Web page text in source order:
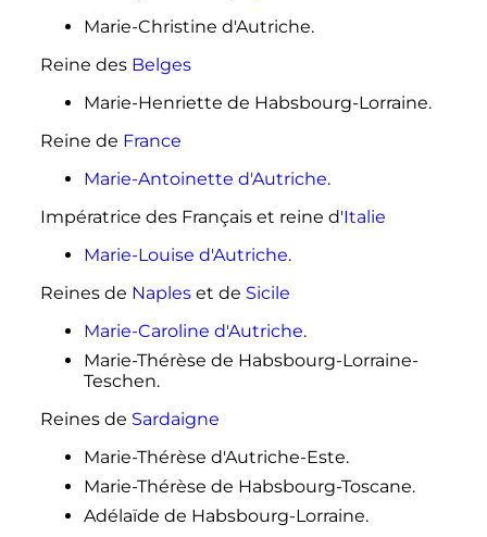
Marie-Christine d'Autriche.
Reine des Belges
Marie-Henriette de Habsbourg-Lorraine.
Reine de France
Marie-Antoinette d'Autriche.
Impératrice des Français et reine d'Italie
Marie-Louise d'Autriche.
Reines de Napleset de Sicile
Marie-Caroline d'Autriche.
Marie-Thérèse de Habsbourg-Lorraine-
Teschen.
Reines de Sardaigne
Marie-Thérèse d'Autriche-Este.
Marie-Thérèse de Habsbourg-Toscane.
Adélaïde de Habsbourg-Lorraine.